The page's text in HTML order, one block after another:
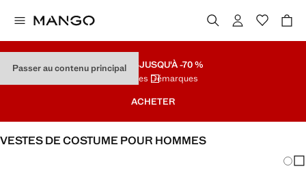
Passer au contenu principal
SOLDESJUSQU'À -70 %
Dernières Démarques
ACHETER
VESTES DE COSTUME POUR HOMMES